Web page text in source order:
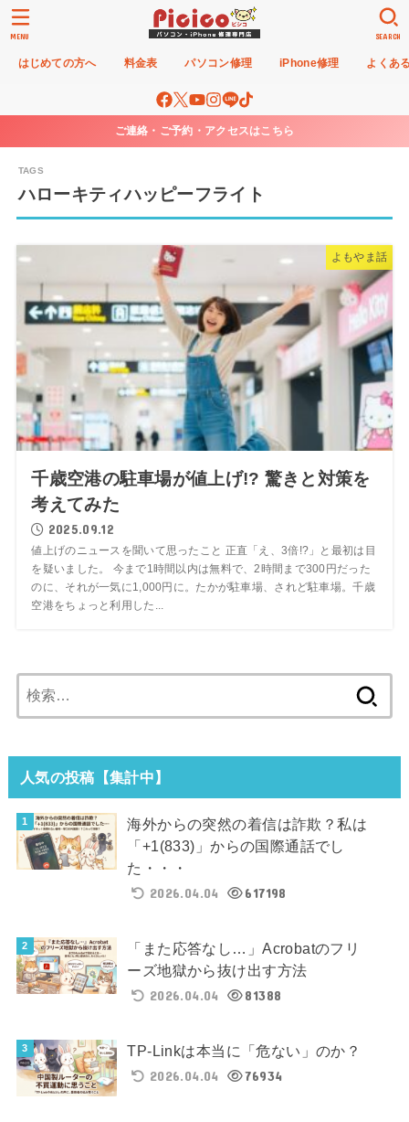
はじめての方へ 料金表 パソコン修理 iPhone修理 よくあ
SEARCH
MENU
ご連絡・ご予約・アクセスはこちら
ハローキティハッピーフライト
よもやま話
千歳空港の駐車場が値上げ!? 驚きと対策を
考えてみた
2025.09.12
値上げのニュースを聞いて思ったこと 正直「え、3倍!?」と最初は目
を疑いました。 今まで1時間以内は無料で、2時間まで300円だった
のに、それが一気に1,000円に。たかが駐車場、されど駐車場。千歳
空港をちょっと利用した...
索:
人気の投稿【集計中】
海外からの突然の着信は詐欺？私は
「+1(833)」からの国際通話でし
た・・・
2026.04.04
617198
「また応答なし…」Acrobatのフリ
ーズ地獄から抜け出す方法
2026.04.04
81388
TP-Linkは本当に「危ない」のか？
2026.04.04
76934